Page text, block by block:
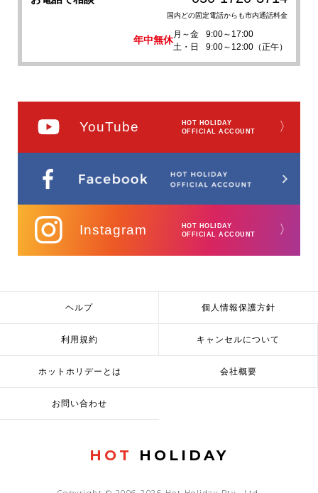
国内どの固定電話からも市内通話料金
年中無休
月～金
9:00～17:00
土・日
9:00～12:00（正午）
YouTube
HOT HOLIDAY
OFFICIAL ACCOUNT
〉
Instagram
HOT HOLIDAY
OFFICIAL ACCOUNT
〉
ヘルプ 個人情報保護方針
利用規約 キャンセルについて
ホットホリデーとは 会社概要
お問い合わせ
HOT HOLIDAY